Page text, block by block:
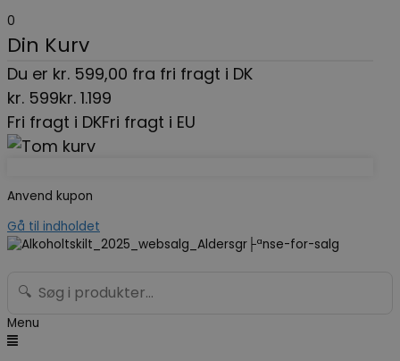
0
Din Kurv
Du er kr. 599,00 fra fri fragt i DK
kr. 599kr. 1.199
Fri fragt i DKFri fragt i EU
Anvend kupon
Gå til indholdet
🔍
Menu